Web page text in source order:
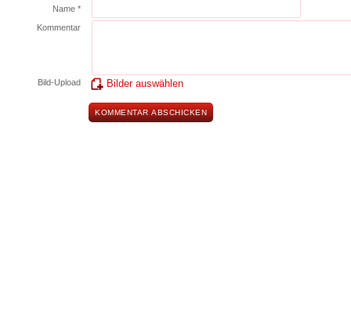
Name *
Kommentar
Bild-Upload Bilder auswählen